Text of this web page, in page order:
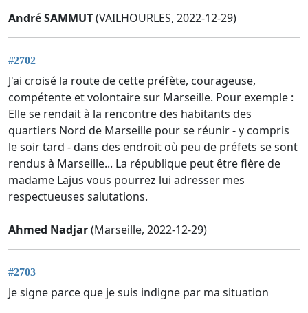
André SAMMUT(VAILHOURLES, 2022-12-29)
#2702
J'ai croisé la route de cette préfète, courageuse,
compétente et volontaire sur Marseille. Pour exemple :
Elle se rendait à la rencontre des habitants des
quartiers Nord de Marseille pour se réunir - y compris
le soir tard - dans des endroit où peu de préfets se sont
rendus à Marseille... La république peut être fière de
madame Lajus vous pourrez lui adresser mes
respectueuses salutations.
Ahmed Nadjar(Marseille, 2022-12-29)
#2703
Je signe parce que je suis indigne par ma situation